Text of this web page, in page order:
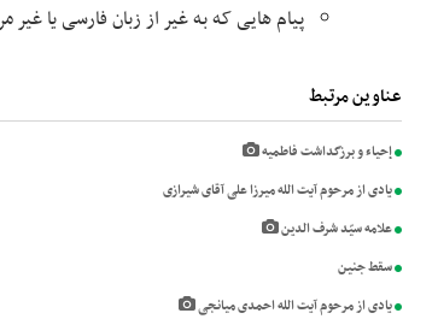
پیام هایی که به غیر از زبان فارسی یا
عناوین مرتبط
إحیاء و برزگداشت فاطمیه
یادی از مرحوم آیت الله میرزا علی آقای شیرازی
علامه سیّد شرف الدین
سقط جنین
یادی از مرحوم آیت الله احمدی میانجی